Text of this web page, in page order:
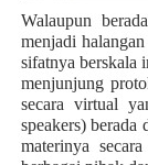
Walaupun
menjadi
sifatnya berskala
menjunjung
secara virtual
speakers) berada
materinya